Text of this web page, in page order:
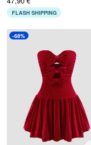
FLASH SHIPPING
-68%